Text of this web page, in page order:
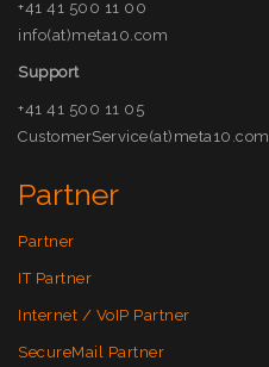
+41 41 500 11 00
info(at)meta10.com
Support
+41 41 500 11 05
CustomerService(at)meta10.com
Partner
Partner
IT Partner
Internet / VoIP Partner
SecureMail Partner